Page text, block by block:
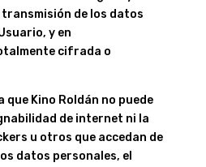
de los datos
y en
cifrada o
que Kino Roldán no puede
de internet ni la
u otros que accedan de
datos personales, el